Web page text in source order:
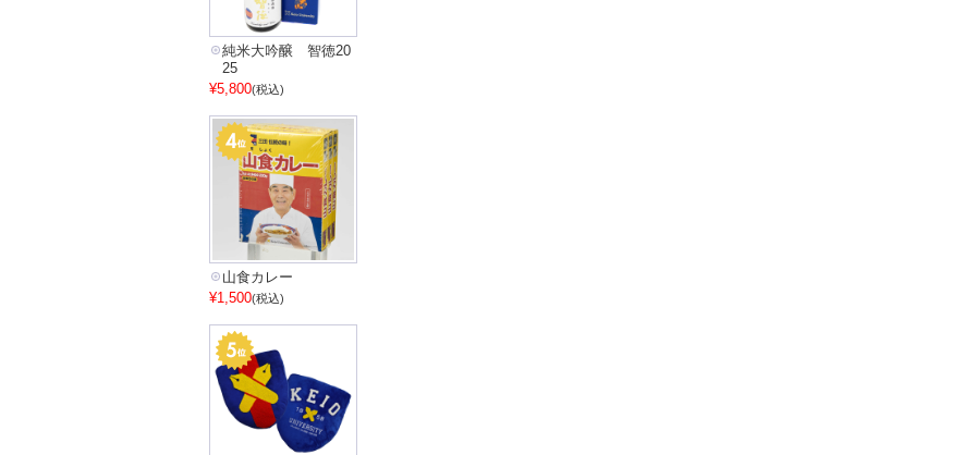
純米大吟醸 智徳20
25
¥5,800(税込)
山食カレー
¥1,500(税込)